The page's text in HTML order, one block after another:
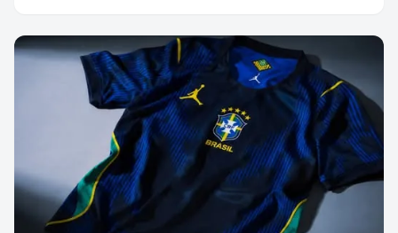
uma com você. Amizade é sobre facilitar a vida do outro. 🍻